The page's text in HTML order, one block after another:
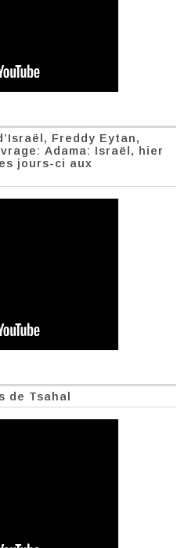
Freddy Eytan,
Adama: Israël, hier
jours-ci aux
de Tsahal